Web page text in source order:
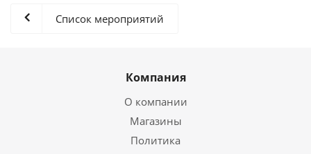
Список мероприятий
Компания
О компании
Магазины
Политика